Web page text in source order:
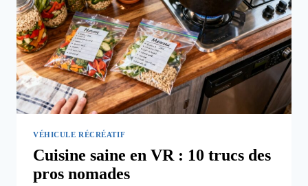
VÉHICULE RÉCRÉATIF
Cuisine saine en VR : 10 trucs des
pros nomades